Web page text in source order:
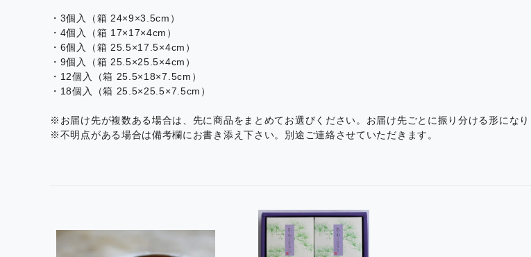
・3個入（箱 24×9×3.5cm）
・4個入（箱 17×17×4cm）
・6個入（箱 25.5×17.5×4cm）
・9個入（箱 25.5×25.5×4cm）
・12個入（箱 25.5×18×7.5cm）
・18個入（箱 25.5×25.5×7.5cm）
※お届け先が複数ある場合は、先に商品をまとめてお選びください。お届け先ごとに振り分ける形になり
※不明点がある場合は備考欄にお書き添え下さい。別途ご連絡させていただきます。